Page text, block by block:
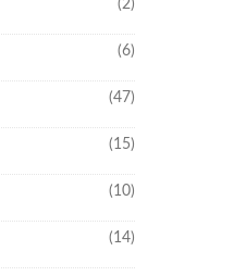
(2)
(6)
(47)
(15)
(10)
(14)